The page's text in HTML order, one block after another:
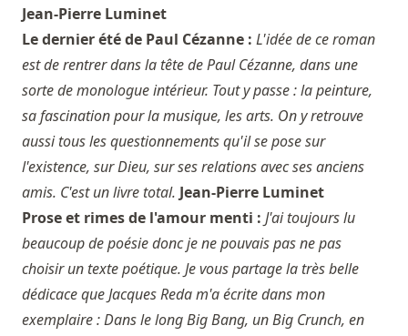
Jean-Pierre Luminet
Le dernier été de Paul Cézanne : L'idée de ce roman
est de rentrer dans la tête de Paul Cézanne, dans une
sorte de monologue intérieur. Tout y passe : la peinture,
sa fascination pour la musique, les arts. On y retrouve
aussi tous les questionnements qu'il se pose sur
l'existence, sur Dieu, sur ses relations avec ses anciens
amis. C'est un livre total. Jean-Pierre Luminet
Prose et rimes de l'amour menti : J'ai toujours lu
beaucoup de poésie donc je ne pouvais pas ne pas
choisir un texte poétique. Je vous partage la très belle
dédicace que Jacques Reda m'a écrite dans mon
exemplaire : Dans le long Big Bang, un Big Crunch, en